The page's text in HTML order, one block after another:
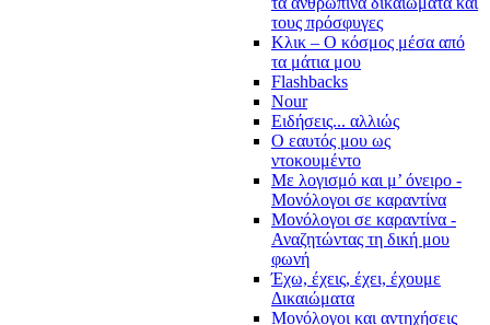
τους πρόσφυγες
Κλικ – Ο κόσμος μέσα από
τα μάτια μου
Flashbacks
Nour
Ειδήσεις... αλλιώς
Ο εαυτός μου ως
ντοκουμέντο
Με λογισμό και μ’ όνειρο -
Μονόλογοι σε καραντίνα
Μονόλογοι σε καραντίνα -
Αναζητώντας τη δική μου
φωνή
Έχω, έχεις, έχει, έχουμε
Δικαιώματα
Μονόλογοι και αντηχήσεις